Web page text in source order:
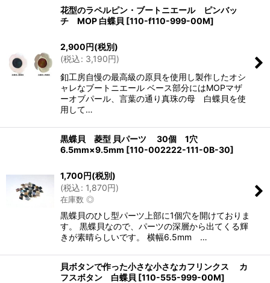
花型のラペルピン・ブートニエール ピンバッ
チ MOP 白蝶貝 [110-f110-999-00M]
2,900円(税別)
(税込: 3,190円)
釦工房自慢の最高級の原貝を使用し製作したオシ
ャレなブートニエール ベース部分にはMOPマザ
ーオブパール、言葉の通り真珠の母 白蝶貝を使
用して…
黒蝶貝 菱型 貝パーツ 30個 1穴
6.5mm×9.5mm [110-002222-111-0B-30]
1,700円(税別)
(税込: 1,870円)
在庫数 ◎
黒蝶貝のひし型パーツ上部に1個穴を開けておりま
す。 黒蝶貝なので、パーツの深層から出てくる輝
きが素晴らしいです。 横幅6.5mm …
貝ボタンで作った小さな小さなカフリンクス カ
フスボタン 白蝶貝 [110-555-999-00M]